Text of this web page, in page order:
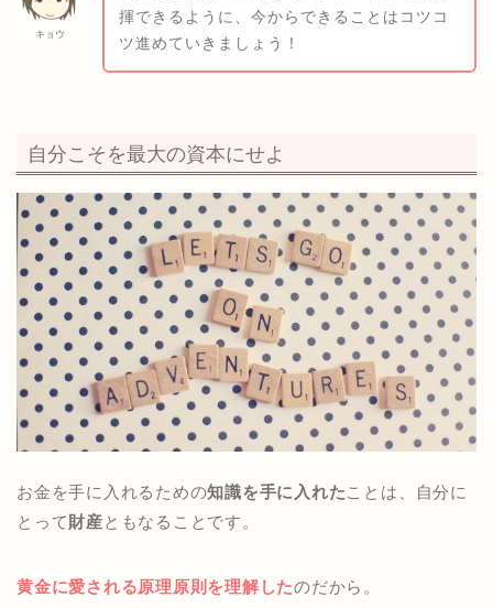
キョウ
揮できるように、今からできることはコツコ
ツ進めていきましょう！
自分こそを最大の資本にせよ
お金を手に入れるための知識を手に入れたことは、自分に
とって財産ともなることです。
黄金に愛される原理原則を理解したのだから。